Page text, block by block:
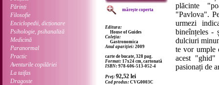
Părinți
Filosofie
Enciclopedii, dicționare
Psihologie, psihanaliză
Medicină
Paranormal
Practic
Aventurile copilăriei
La taifas
Dragoste
mărește coperta
Editura:
House of Guides
Coleția:
Gastronomica
Anul apariției: 2009
carte de bucate, 328 pag.
Format: 17x24 cm, cartonată
ISBN: 978-606-513-052-4
Preț: 92,52 lei
Cod produs: CVG0003C
plăcinte
"Pavlova".
urmezi
bineînțeles -
dulciuri
te vor umple
acest
pasionați de